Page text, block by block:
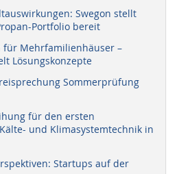
Swegon stellt
Portfolio bereit
für Mehrfamilienhäuser –
Lösungskonzepte
Sommerprüfung
für den ersten
und Klimasystemtechnik in
Startups auf der